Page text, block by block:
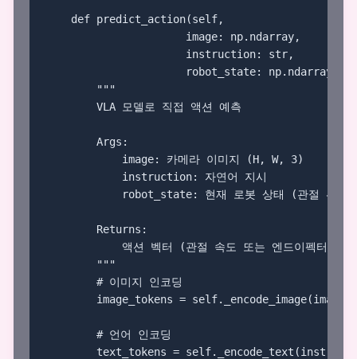
    def predict_action(self,
                      image: np.ndarray,
                      instruction: str,
robot_state: np.ndarray) -
        """
        VLA 모델로 직접 액션 예측
        Args:
            image: 카메라 이미지 (H, W, 3)
            instruction: 자연어 지시
robot_state: 현재 로봇 상태 (관절 위치
        Returns:
액션 벡터 (관절 속도 또는 엔드이펙터 변
        """
        # 이미지 인코딩
        image_tokens = self._encode_image(image)
        # 언어 인코딩
text_tokens =